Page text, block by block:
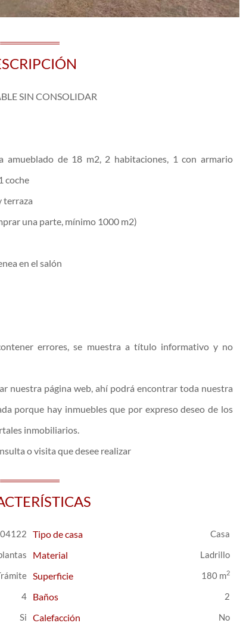
SIN CONSOLIDAR
amueblado de 18 m2, 2 habitaciones, 1 con armario
coche
terraza
una parte, mínimo 1000 m2)
en el salón
errores, se muestra a título informativo y no
nuestra página web, ahí podrá encontrar toda nuestra
porque hay inmuebles que por expreso deseo de los
inmobiliarios.
o visita que desee realizar
Tipo de casa Casa
Material Ladrillo
Superficie 180 m2
4 Baños 2
Calefacción